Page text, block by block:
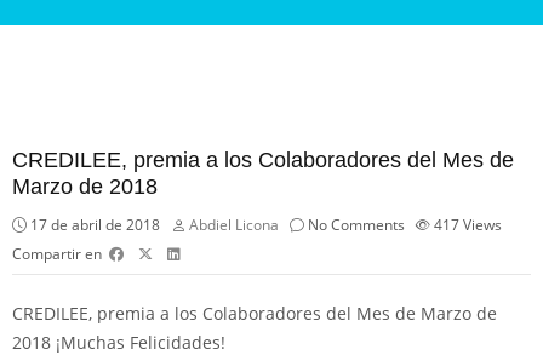
CREDILEE, premia a los Colaboradores del Mes de
Marzo de 2018
17 de abril de 2018 Abdiel Licona No Comments 417Views
Compartir en
CREDILEE, premia a los Colaboradores del Mes de Marzo de
2018 ¡Muchas Felicidades!